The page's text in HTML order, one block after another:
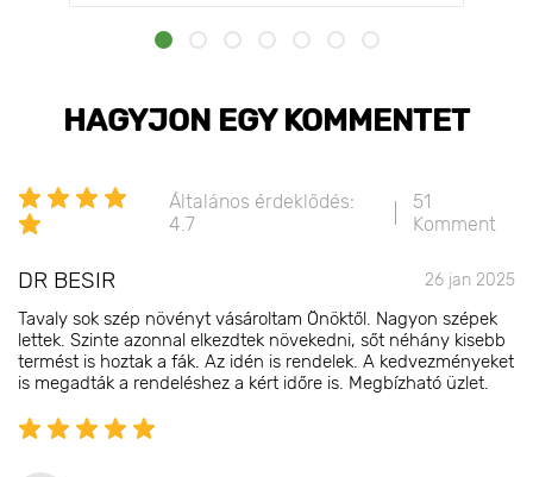
HAGYJON EGY KOMMENTET
Általános érdeklődés:
4.7
51
Komment
DR BESIR 26 jan 2025
Tavaly sok szép növényt vásároltam Önöktől. Nagyon szépek
lettek. Szinte azonnal elkezdtek növekedni, sőt néhány kisebb
termést is hoztak a fák. Az idén is rendelek. A kedvezményeket
is megadták a rendeléshez a kért időre is. Megbízható üzlet.